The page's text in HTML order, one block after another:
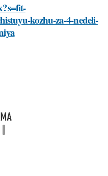
kozhu-za-4-nedeli-